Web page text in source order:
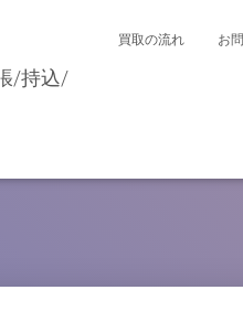
買取の流れ お